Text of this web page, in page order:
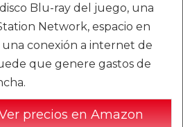
Blu-ray del juego, una
Network, espacio en
una conexión a internet de
que genere gastos de
precios en Amazon